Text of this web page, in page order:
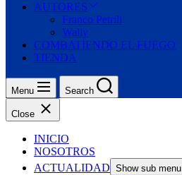
AUTORES
Franco Petrili
Wally
COMBATIENDO EL FUEGO
TIENDA
Menu Search
Close
INICIO
NOSOTROS
ACTUALIDAD Show sub menu